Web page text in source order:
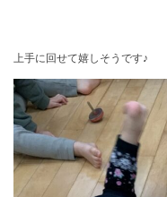
上手に回せて嬉しそうです♪